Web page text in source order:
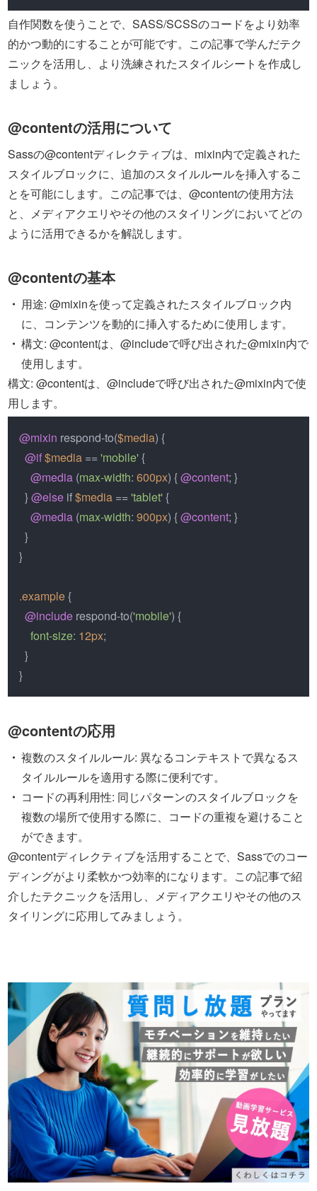
自作関数を使うことで、SASS/SCSSのコードをより効率
的かつ動的にすることが可能です。この記事で学んだテク
ニックを活用し、より洗練されたスタイルシートを作成し
ましょう。
@contentの活用について
Sassの@contentディレクティブは、mixin内で定義された
スタイルブロックに、追加のスタイルルールを挿入するこ
とを可能にします。この記事では、@contentの使用方法
と、メディアクエリやその他のスタイリングにおいてどの
ように活用できるかを解説します。
@contentの基本
用途: @mixinを使って定義されたスタイルブロック内
に、コンテンツを動的に挿入するために使用します。
構文: @contentは、@includeで呼び出された@mixin内で
使用します。
構文: @contentは、@includeで呼び出された@mixin内で使
用します。
@mixin respond-to($media) {
@if$media == 'mobile' {
@media (max-width: 600px) { @content; }
  }
@else if $media == 'tablet' {
@media (max-width: 900px) { @content; }
  }
}
.example {
@include respond-to('mobile') {
font-size: 12px;
  }
}
@contentの応用
複数のスタイルルール: 異なるコンテキストで異なるス
タイルルールを適用する際に便利です。
コードの再利用性: 同じパターンのスタイルブロックを
複数の場所で使用する際に、コードの重複を避けること
ができます。
@contentディレクティブを活用することで、Sassでのコー
ディングがより柔軟かつ効率的になります。この記事で紹
介したテクニックを活用し、メディアクエリやその他のス
タイリングに応用してみましょう。